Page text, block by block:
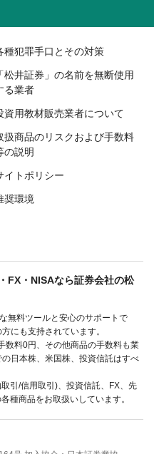
種犯罪手口とその対策
「松井証券」の名前を無断使用
る業者
資用教材販売業者について
扱商品のリスクおよび手数料
の説明
イトポリシー
奨環境
FX・NISAなら証券会社の松
無料ツールと安心のサポートで
にも支持されています。
数料0円、その他商品の手数料も業
日本株、米国株、投資信託はすべ
引/信用取引)、投資信託、FX、先
種商品をお取扱いしています。